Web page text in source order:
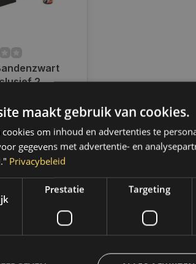
2
voor 14.00
dezelfde dag
Boven de 50,-
(NL &
maakt gebruik van cookies.
om inhoud en advertenties te
gegevens met advertentie- en
Privacybeleid
Prestatie Targeting